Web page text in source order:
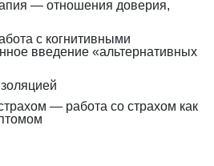
— отношения доверия,
с когнитивными
введение «альтернативных
— работа со страхом как